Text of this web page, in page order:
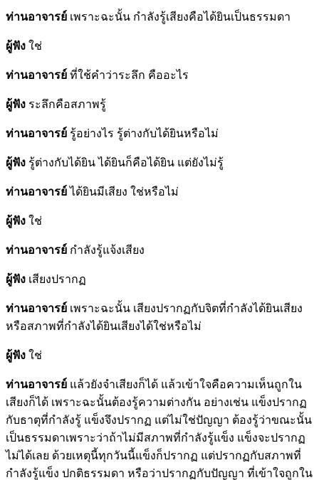
ท่านอาจารย์ เพราะฉะนั้น กำลังรู้เสียงคือได้ยินเป็นธรรมดา
ผู้ฟัง ใช่
ท่านอาจารย์ ที่ใช้คำว่าระลึก คืออะไร
ผู้ฟัง ระลึกคือสภาพรู้
ท่านอาจารย์ รู้อย่างไร รู้ต่างกับได้ยินหรือไม่
ผู้ฟัง รู้ต่างกับได้ยิน ได้ยินก็คือได้ยิน แต่ยังไม่รู้
ท่านอาจารย์ได้ยินมีเสียง ใช่หรือไม่
ผู้ฟัง ใช่
ท่านอาจารย์ กำลังรู้แจ้งเสียง
ผู้ฟัง เสียงปรากฏ
ท่านอาจารย์ เพราะฉะนั้น เสียงปรากฏกับจิตที่กำลังได้ยินเสียง
หรือสภาพที่กำลังได้ยินเสียงได้ใช่หรือไม่
ผู้ฟัง ใช่
ท่านอาจารย์ แล้วยังจำเสียงก็ได้ แล้วเข้าใจคือความเห็นถูกใน
เสียงก็ได้ เพราะฉะนั้นต้องรู้ความต่างกัน อย่างเช่น แข็งปรากฏ
กับธาตุที่กำลังรู้ แข็งจึงปรากฏ แต่ไม่ใช่ปัญญา ต้องรู้ว่าขณะนั้น
เป็นธรรมดาเพราะว่าถ้าไม่มีสภาพที่กำลังรู้แข็ง แข็งจะปรากฏ
ไม่ได้เลย ด้วยเหตุนี้ทุกวันนี้แข็งก็ปรากฏ แต่ปรากฏกับสภาพที่
กำลังรู้แข็ง ปกติธรรมดา หรือว่าปรากฏกับปัญญา ที่เข้าใจถูกใน